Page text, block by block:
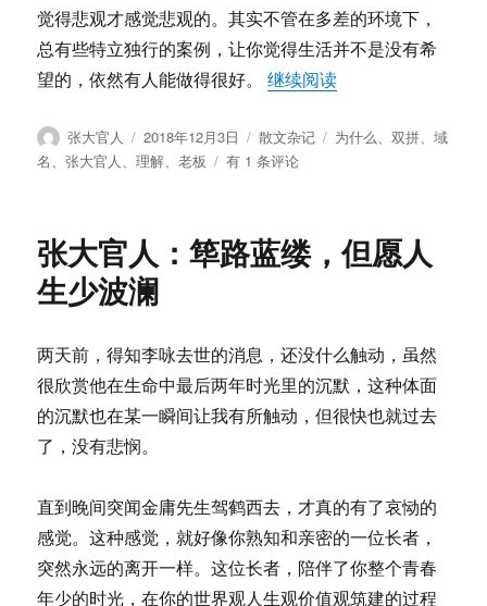
觉得悲观才感觉悲观的。其实不管在多差的环境下，
总有些特立独行的案例，让你觉得生活并不是没有希
望的，依然有人能做得很好。继续阅读“张大官人：他无
作
者
张大官人
发
布
2018年12月3日
分
类
散文杂记
标
为什么 、双拼 、域
名
、张大官人 、理解 、老板
张
他
无
解，
老
板
为
花
万
买
这
有 1 条评论
张大官人：筚路蓝缕，但愿人
生少波澜
两天前，得知李咏去世的消息，还没什么触动，虽然
很欣赏他在生命中最后两年时光里的沉默，这种体面
的沉默也在某一瞬间让我有所触动，但很快也就过去
了，没有悲悯。
直到晚间突闻金庸先生驾鹤西去，才真的有了哀恸的
感觉。这种感觉，就好像你熟知和亲密的一位长者，
突然永远的离开一样。这位长者，陪伴了你整个青春
年少的时光，在你的世界观人生观价值观筑建的过程